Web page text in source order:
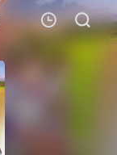
剧场版 追剧周